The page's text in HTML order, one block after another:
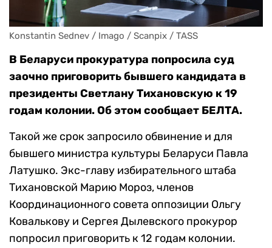
Konstantin Sednev / Imago / Scanpix / TASS
В Беларуси прокуратура попросила суд
заочно приговорить бывшего кандидата в
президенты Светлану Тихановскую к 19
годам колонии. Об этом сообщает БЕЛТА.
Такой же срок запросило обвинение и для
бывшего министра культуры Беларуси Павла
Латушко. Экс-главу избирательного штаба
Тихановской Марию Мороз, членов
Координационного совета оппозиции Ольгу
Ковалькову и Сергея Дылевского прокурор
попросил приговорить к 12 годам колонии.